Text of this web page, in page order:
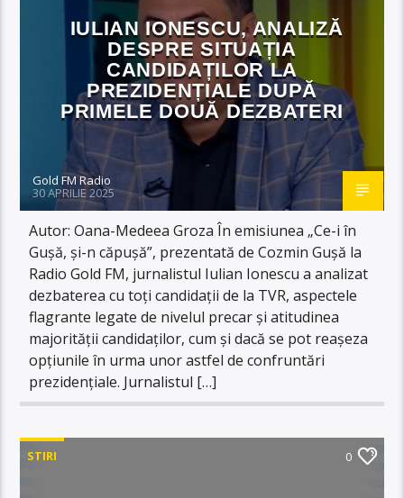
IULIAN IONESCU, ANALIZĂ
DESPRE SITUAȚIA
CANDIDAȚILOR LA
PREZIDENȚIALE DUPĂ
PRIMELE DOUĂ DEZBATERI
Gold FM Radio
30 APRILIE 2025
Autor: Oana-Medeea Groza În emisiunea „Ce-i în
Gușă, și-n căpușă”, prezentată de Cozmin Gușă la
Radio Gold FM, jurnalistul Iulian Ionescu a analizat
dezbaterea cu toți candidații de la TVR, aspectele
flagrante legate de nivelul precar și atitudinea
majorității candidaților, cum și dacă se pot reașeza
opțiunile în urma unor astfel de confruntări
prezidențiale. Jurnalistul […]
STIRI 0